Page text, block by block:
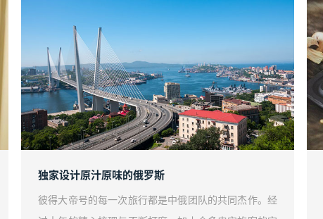
独家设计原汁原味的俄罗斯
彼得大帝号的每一次旅行都是中俄团队的共同杰作。经